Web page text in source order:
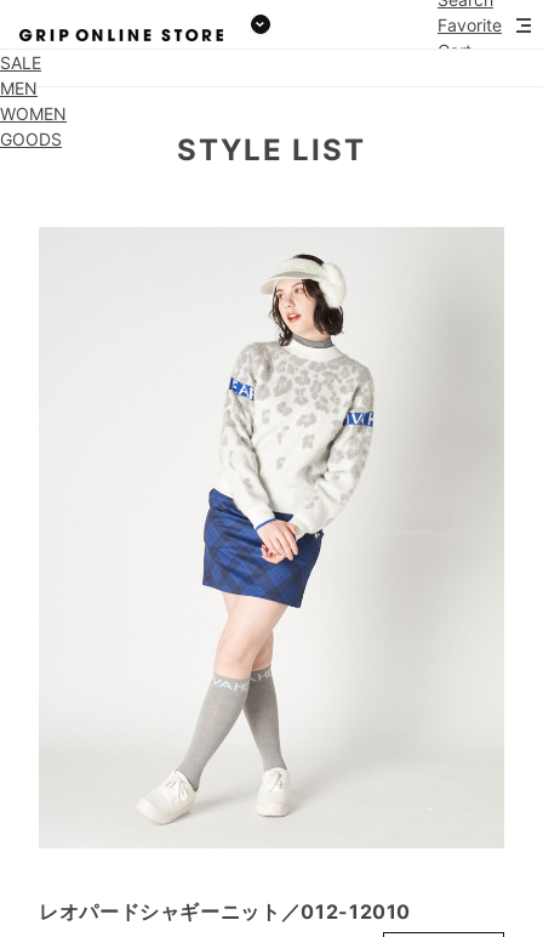
Favorite
Cart
SALE
MEN
WOMEN
GOODS
STYLE LIST
レオパードシャギーニット／012-12010